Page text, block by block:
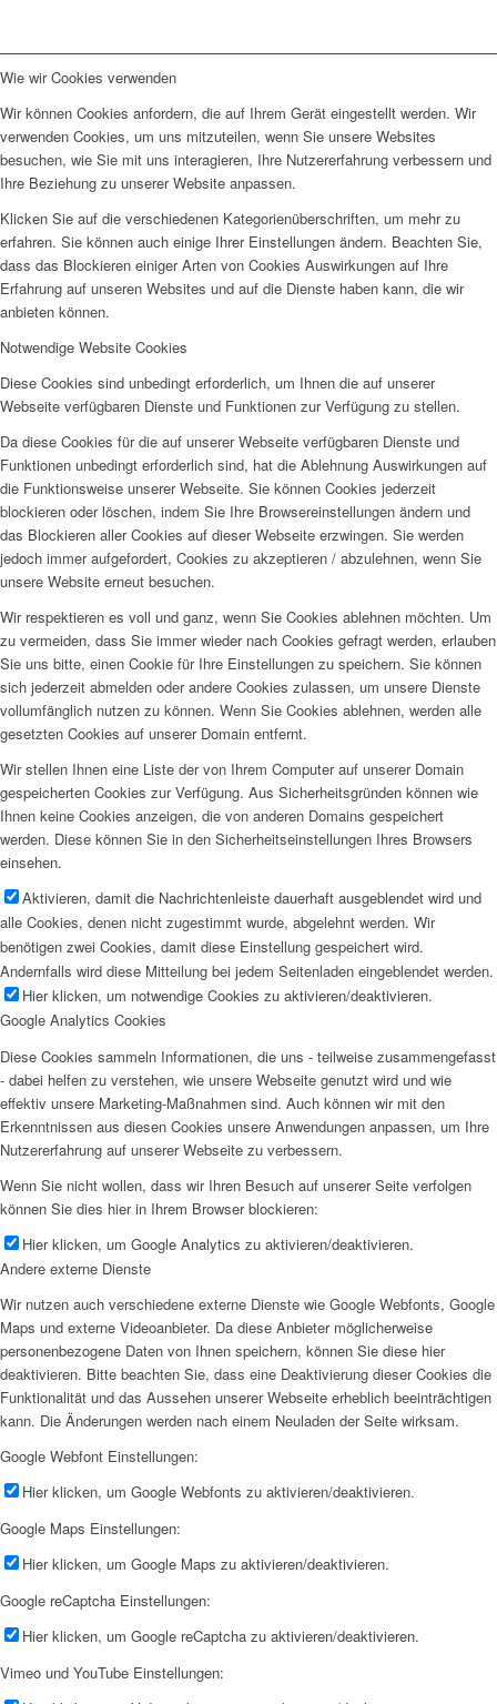
Wie wir Cookies verwenden
Wir können Cookies anfordern, die auf Ihrem Gerät eingestellt werden. Wir
verwenden Cookies, um uns mitzuteilen, wenn Sie unsere Websites
besuchen, wie Sie mit uns interagieren, Ihre Nutzererfahrung verbessern und
Ihre Beziehung zu unserer Website anpassen.
Klicken Sie auf die verschiedenen Kategorienüberschriften, um mehr zu
erfahren. Sie können auch einige Ihrer Einstellungen ändern. Beachten Sie,
dass das Blockieren einiger Arten von Cookies Auswirkungen auf Ihre
Erfahrung auf unseren Websites und auf die Dienste haben kann, die wir
anbieten können.
Notwendige Website Cookies
Diese Cookies sind unbedingt erforderlich, um Ihnen die auf unserer
Webseite verfügbaren Dienste und Funktionen zur Verfügung zu stellen.
Da diese Cookies für die auf unserer Webseite verfügbaren Dienste und
Funktionen unbedingt erforderlich sind, hat die Ablehnung Auswirkungen auf
die Funktionsweise unserer Webseite. Sie können Cookies jederzeit
blockieren oder löschen, indem Sie Ihre Browsereinstellungen ändern und
das Blockieren aller Cookies auf dieser Webseite erzwingen. Sie werden
jedoch immer aufgefordert, Cookies zu akzeptieren / abzulehnen, wenn Sie
unsere Website erneut besuchen.
Wir respektieren es voll und ganz, wenn Sie Cookies ablehnen möchten. Um
zu vermeiden, dass Sie immer wieder nach Cookies gefragt werden, erlauben
Sie uns bitte, einen Cookie für Ihre Einstellungen zu speichern. Sie können
sich jederzeit abmelden oder andere Cookies zulassen, um unsere Dienste
vollumfänglich nutzen zu können. Wenn Sie Cookies ablehnen, werden alle
gesetzten Cookies auf unserer Domain entfernt.
Wir stellen Ihnen eine Liste der von Ihrem Computer auf unserer Domain
gespeicherten Cookies zur Verfügung. Aus Sicherheitsgründen können wie
Ihnen keine Cookies anzeigen, die von anderen Domains gespeichert
werden. Diese können Sie in den Sicherheitseinstellungen Ihres Browsers
einsehen.
Aktivieren, damit die Nachrichtenleiste dauerhaft ausgeblendet wird und
alle Cookies, denen nicht zugestimmt wurde, abgelehnt werden. Wir
benötigen zwei Cookies, damit diese Einstellung gespeichert wird.
Andernfalls wird diese Mitteilung bei jedem Seitenladen eingeblendet werden.
Hier klicken, um notwendige Cookies zu aktivieren/deaktivieren.
Google Analytics Cookies
Diese Cookies sammeln Informationen, die uns - teilweise zusammengefasst
- dabei helfen zu verstehen, wie unsere Webseite genutzt wird und wie
effektiv unsere Marketing-Maßnahmen sind. Auch können wir mit den
Erkenntnissen aus diesen Cookies unsere Anwendungen anpassen, um Ihre
Nutzererfahrung auf unserer Webseite zu verbessern.
Wenn Sie nicht wollen, dass wir Ihren Besuch auf unserer Seite verfolgen
können Sie dies hier in Ihrem Browser blockieren:
Hier klicken, um Google Analytics zu aktivieren/deaktivieren.
Andere externe Dienste
Wir nutzen auch verschiedene externe Dienste wie Google Webfonts, Google
Maps und externe Videoanbieter. Da diese Anbieter möglicherweise
personenbezogene Daten von Ihnen speichern, können Sie diese hier
deaktivieren. Bitte beachten Sie, dass eine Deaktivierung dieser Cookies die
Funktionalität und das Aussehen unserer Webseite erheblich beeinträchtigen
kann. Die Änderungen werden nach einem Neuladen der Seite wirksam.
Google Webfont Einstellungen:
Hier klicken, um Google Webfonts zu aktivieren/deaktivieren.
Google Maps Einstellungen:
Hier klicken, um Google Maps zu aktivieren/deaktivieren.
Google reCaptcha Einstellungen:
Hier klicken, um Google reCaptcha zu aktivieren/deaktivieren.
Vimeo und YouTube Einstellungen: